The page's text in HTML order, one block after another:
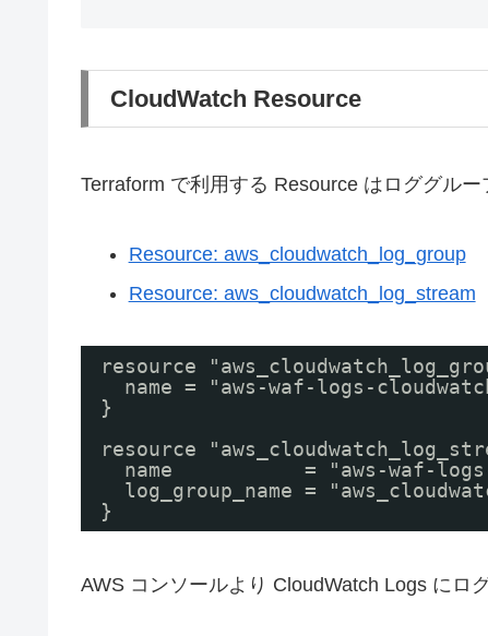
CloudWatch Resource
Terraform で利用する Resource はロググルー
Resource: aws_cloudwatch_log_group
Resource: aws_cloudwatch_log_stream
resource
name = "aws-waf-logs-
}
resource
name           = "aws-waf-
log_group_name =
}
AWS コンソールより CloudWatch Logs にロ